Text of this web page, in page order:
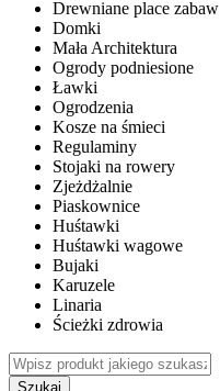
Drewniane place zabaw
Domki
Mała Architektura
Ogrody podniesione
Ławki
Ogrodzenia
Kosze na śmieci
Regulaminy
Stojaki na rowery
Zjeżdżalnie
Piaskownice
Huśtawki
Huśtawki wagowe
Bujaki
Karuzele
Linaria
Ścieżki zdrowia
Szukaj